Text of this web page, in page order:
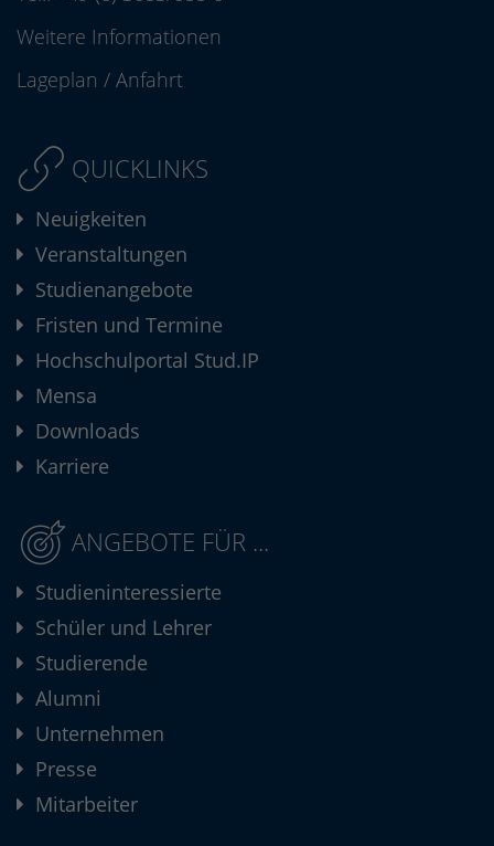
Weitere Informationen
Lageplan / Anfahrt
QUICKLINKS
Neuigkeiten
Veranstaltungen
Studienangebote
Fristen und Termine
Hochschulportal Stud.IP
Mensa
Downloads
Karriere
ANGEBOTE FÜR ...
Studieninteressierte
Schüler und Lehrer
Studierende
Alumni
Unternehmen
Presse
Mitarbeiter